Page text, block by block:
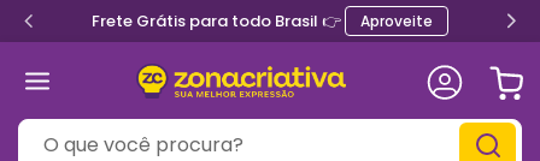
Frete Grátis para todo Brasil 👉 Aproveite
O que você procura?